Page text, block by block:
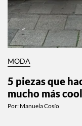
MODA
5 piezas que
mucho más cool
Por: Manuela Cosío